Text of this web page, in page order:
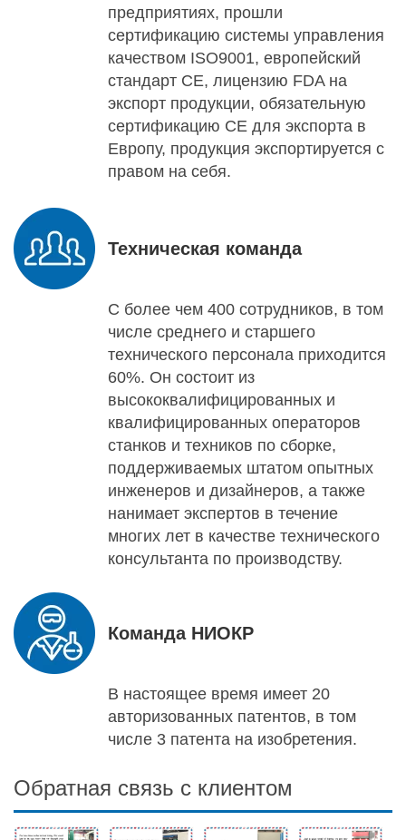
предприятиях, прошли
сертификацию системы управления
качеством ISO9001, европейский
стандарт CE, лицензию FDA на
экспорт продукции, обязательную
сертификацию CE для экспорта в
Европу, продукция экспортируется с
правом на себя.
Техническая команда
С более чем 400 сотрудников, в том
числе среднего и старшего
технического персонала приходится
60%. Он состоит из
высококвалифицированных и
квалифицированных операторов
станков и техников по сборке,
поддерживаемых штатом опытных
инженеров и дизайнеров, а также
нанимает экспертов в течение
многих лет в качестве технического
консультанта по производству.
Команда НИОКР
В настоящее время имеет 20
авторизованных патентов, в том
числе 3 патента на изобретения.
Обратная связь с клиентом